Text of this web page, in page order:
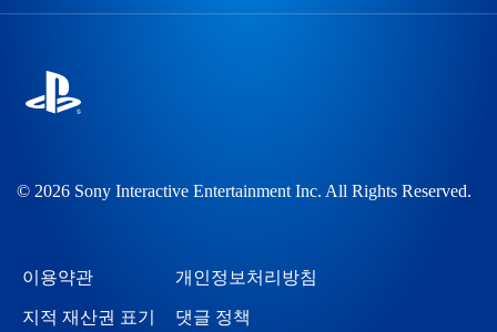
© 2026 Sony Interactive Entertainment Inc. All Rights Reserved.
이용약관 개인정보처리방침
지적 재산권 표기 댓글 정책